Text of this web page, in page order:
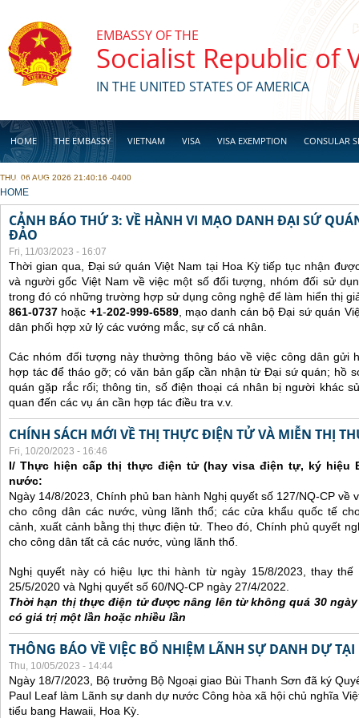
EMBASSY OF THE
Socialist Republic of
IN THE UNITED STATES OF AMERICA
HOME THE EMBASSY VIETNAM VISA VISA EXEMPTION CONSULAR
BUSINESS
THU, 06 AUG 2026 21:40:16 -0400
YOU ARE HERE
HOME
CẢNH BÁO THỨ 3: VỀ HÀNH VI MẠO DANH ĐẠI SỨ
ĐẢO
Fri, 11/03/2023 - 16:07
Thời gian qua, Đại sứ quán Việt Nam tại Hoa Kỳ tiếp tục nhận
và người gốc Việt Nam về việc một số đối tượng, nhóm đối sử
trong đó có những trường hợp sử dụng công nghệ để làm hiển thị
861-0737 hoặc +1-202-999-6589, mạo danh cán bộ Đại sứ quán
dân phối hợp xử lý các vướng mắc, sự cố cá nhân.
Các nhóm đối tượng này thường thông báo về việc công dân gửi
hợp tác để tháo gỡ; có văn bản gấp cần nhận từ Đại sứ quán; hồ
quán gặp rắc rối; thông tin, số điện thoại cá nhân bị người khác
quan đến các vụ án cần hợp tác điều tra v.v.
CHÍNH SÁCH MỚI VỀ THỊ THỰC ĐIỆN TỬ VÀ MIỄN THỊ
Fri, 10/20/2023 - 16:46
I/ Thực hiện cấp thị thực điện tử (hay visa điện tự, ký hiệu
nước:
Ngày 14/8/2023, Chính phủ ban hành Nghị quyết số 127/NQ-CP về
cho công dân các nước, vùng lãnh thổ; các cửa khẩu quốc tế
cảnh, xuất cảnh bằng thị thực điện tử. Theo đó, Chính phủ quyết
cho công dân tất cả các nước, vùng lãnh thổ.
Nghị quyết này có hiệu lực thi hành từ ngày 15/8/2023, thay thế
25/5/2020 và Nghị quyết số 60/NQ-CP ngày 27/4/2022.
Thời hạn thị thực điện tử được nâng lên từ không quá 30
có giá trị một lần hoặc nhiều lần
THÔNG BÁO VỀ VIỆC BỔ NHIỆM LÃNH SỰ DANH DỰ
Thu, 10/05/2023 - 14:44
Ngày 18/7/2023, Bộ trưởng Bộ Ngoại giao Bùi Thanh Sơn đã ký
Paul Leaf làm Lãnh sự danh dự nước Công hòa xã hội chủ nghĩa
tiểu bang Hawaii, Hoa Kỳ.